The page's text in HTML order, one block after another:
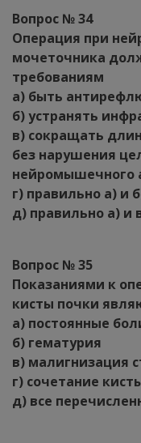
Вопрос № 34
Операция при
мочеточника
требованиям
а) быть
б) устранять
в) сокращать
без нарушения
нейромышечного
г) правильно а) и
д) правильно а) и
Вопрос № 35
Показаниями к
кисты почки
а) постоянные
б) гематурия
в) малигнизация
г) сочетание
д) все